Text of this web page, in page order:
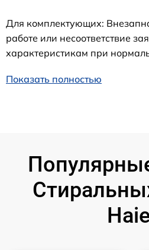
Для комплектующих:
работе или несоответствие
характеристикам при
Показать полностью